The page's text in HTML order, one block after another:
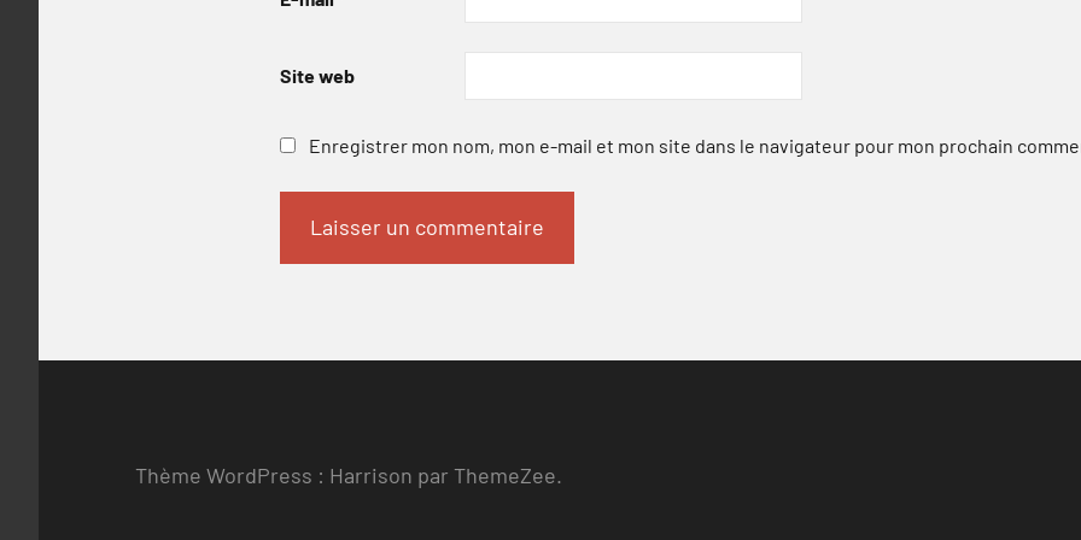
Site web
Enregistrer mon nom, mon e-mail et mon site dans le navigateur pour mon prochain
Thème WordPress : Harrison par ThemeZee.